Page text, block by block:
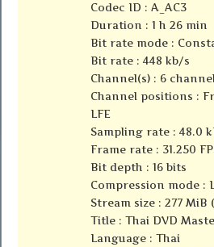
Codec ID : A_AC3
Duration : 1 h 26 min
Bit rate mode :
Bit rate : 448 kb/s
Channel(s) : 6
Channel positions :
LFE
Sampling rate : 48.0
Frame rate : 31.250
Bit depth : 16 bits
Compression mode :
Stream size : 277 MiB
Title : Thai DVD
Language : Thai